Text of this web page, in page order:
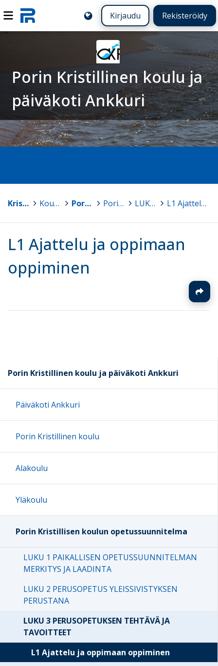
Kirjaudu Rekisteröidy
Porin Kristillinen koulu ja
päiväkoti Ankkuri
Kristilliset koulut > Koulut > Porin Kristillinen koulu ja päiväkoti Ankkuri > Porin Kristillisen koulun opetussuunnitelma > LUKU 3 PERUSOPETUKSEN TEHTÄVÄ JA TAVOITTEET > L1 Ajattelu ja oppimaan oppiminen
L1 Ajattelu ja oppimaan
oppiminen
Porin Kristillinen koulu ja päiväkoti Ankkuri
Päiväkoti Ankkuri
Porin Kristillinen koulu
Alakoulu
Yläkoulu
Porin Kristillisen koulun opetussuunnitelma
LUKU 1 PAIKALLISEN OPETUSSUUNNITELMAN
MERKITYS JA LAADINTA
LUKU 2 PERUSOPETUS YLEISSIVISTYKSEN
PERUSTANA
LUKU 3 PERUSOPETUKSEN TEHTÄVÄ JA
TAVOITTEET
L1 Ajattelu ja oppimaan oppiminen